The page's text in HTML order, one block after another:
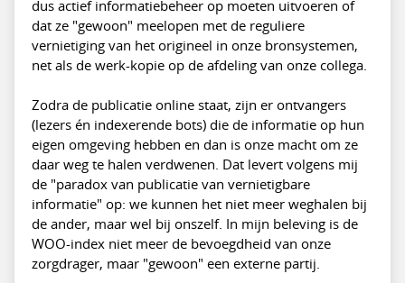
dus actief informatiebeheer op moeten uitvoeren of
dat ze "gewoon" meelopen met de reguliere
vernietiging van het origineel in onze bronsystemen,
net als de werk-kopie op de afdeling van onze collega.
Zodra de publicatie online staat, zijn er ontvangers
(lezers én indexerende bots) die de informatie op hun
eigen omgeving hebben en dan is onze macht om ze
daar weg te halen verdwenen. Dat levert volgens mij
de "paradox van publicatie van vernietigbare
informatie" op: we kunnen het niet meer weghalen bij
de ander, maar wel bij onszelf. In mijn beleving is de
WOO-index niet meer de bevoegdheid van onze
zorgdrager, maar "gewoon" een externe partij.